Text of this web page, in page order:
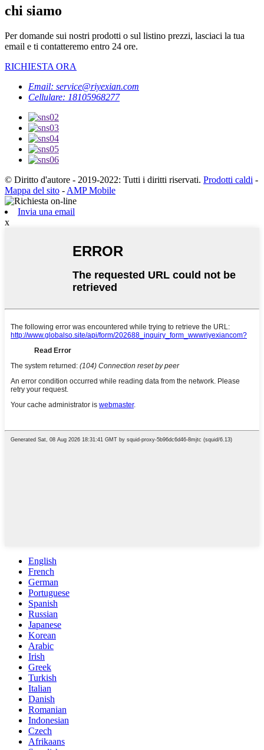
chi siamo
Per domande sui nostri prodotti o sul listino prezzi, lasciaci la tua
email e ti contatteremo entro 24 ore.
RICHIESTA ORA
Email: service@riyexian.com
Cellulare: 18105968277
© Diritto d'autore - 2019-2022: Tutti i diritti riservati. Prodotti caldi -
Mappa del sito - AMP Mobile
Invia una email
x
English
French
German
Portuguese
Spanish
Russian
Japanese
Korean
Arabic
Irish
Greek
Turkish
Italian
Danish
Romanian
Indonesian
Czech
Afrikaans